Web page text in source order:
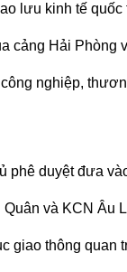
lưu kinh tế
cảng Hải Phòng
nghiệp,
phê duyệt đưa
và KCN Âu
giao thông quan